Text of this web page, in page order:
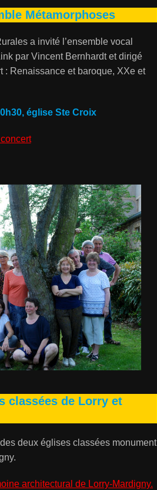
Métamorphoses
a invité l’ensemble vocal
par Vincent Bernhardt et dirigé
: Renaissance et baroque, XXe et
église Ste Croix
classées de Lorry et
deux églises classées monument
architectural de Lorry-Mardigny.